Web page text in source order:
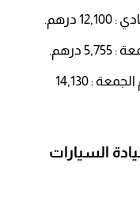
درهم.
درهم.
دورة السعر الثابت – التدريب أيام الجمعة : 14,130
السيارات